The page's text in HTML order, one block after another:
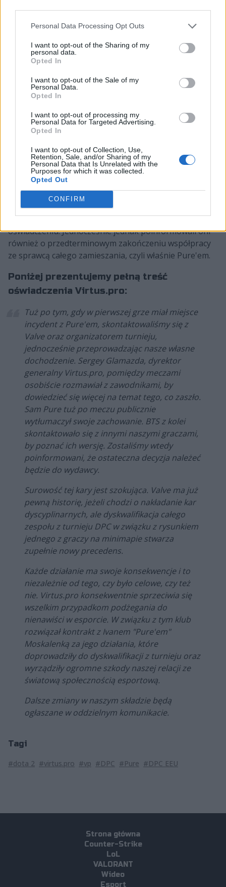
Personal Data Processing Opt Outs
I want to opt-out of the Sharing of my
personal data.
Opted In
I want to opt-out of the Sale of my
Personal Data.
Opted In
I want to opt-out of processing my
Personal Data for Targeted Advertising.
Opted In
I want to opt-out of Collection, Use,
Retention, Sale, and/or Sharing of my
Personal Data that Is Unrelated with the
Purposes for which it was collected.
Opted Out
CONFIRM
sobie sprawę, co konkretnie przedstawia mój rysunek,
staraliśmy się go zasłonić. Nie miałem zamiaru nikogo
urazić, to wszystko stało się przypadkowo. Pokój wam
wszystkim– tłumaczył Moskalenko, który zawodnikiem
VP został w listopadzie ubiegłego roku. Nic to jednak
nie dało.
Valve bowiem podjęło decyzję o karnym wykluczeniu
drużyny z DPC EEU i anulowało jej zwycięstwo 2:0 z
Mind, przyznając wygraną oponentom Pure'a i spółki.
Tym samym Outsiders na pewno nie pojawią się na ESL
One Stockholm 2022, co w znacznym stopniu wpłynie
na ich pozycję w rankingu Dota Pro Circuit i
jednocześnie zmniejszy ich szanse na awans na The
International 2022. Taki obrót spraw ewidentnie nie
spodobał się przedstawicielom Virtus.pro, którzy dali
temu wyraz w opublikowanym przez siebie
oświadczeniu. Jednocześnie jednak poinformowali oni
również o przedterminowym zakończeniu współpracy
ze sprawcą całego zamieszania, czyli właśnie Pure'em.
Poniżej prezentujemy pełną treść
oświadczenia Virtus.pro:
Tuż po tym, gdy w pierwszej grze miał miejsce
incydent z Pure'em, skontaktowaliśmy się z
Valve oraz organizatorem turnieju,
jednocześnie przeprowadzając nasze własne
dochodzenie. Sergey Glamazda, dyrektor
generalny Virtus.pro, pomiędzy meczami
osobiście rozmawiał z zawodnikami, by
dowiedzieć się więcej na temat tego, co zaszło.
Sam Pure tuż po meczu publicznie
wytłumaczył swoje zachowanie. BTS z kolei
skontaktowało się z innymi naszymi graczami,
by poznać ich wersję. Zostaliśmy wtedy
poinformowani, że ostateczna decyzja należeć
będzie do wydawcy.
Surowość tej kary jest szokująca. Valve ma już
pewną historię, jeżeli chodzi o nakładanie kar
dyscyplinarnych, ale dyskwalifikacja całego
zespołu z turnieju DPC w związku z rysunkiem
jednego z graczy na minimapie stwarza
zupełnie nowy precedens.
Każde działanie ma swoje konsekwencje i to
niezależnie od tego, czy było celowe, czy też
nie. Virtus.pro konsekwentnie sprzeciwia się
wszelkim przypadkom podżegania do
nienawiści w esporcie. W związku z tym klub
rozwiązał kontrakt z Ivanem "Pure'em"
Moskalenką za jego działania, które
doprowadziły do dyskwalifikacji z turnieju oraz
wyrządziły ogromne szkody naszej relacji ze
światową społecznością esportową.
Dalsze zmiany w naszym składzie będą
ogłaszane w oddzielnym komunikacie.
Tagi
#dota 2 #virtus.pro #vp #DPC #Pure #DPC EEU
Strona główna
Counter-Strike
LoL
VALORANT
Wideo
Esport